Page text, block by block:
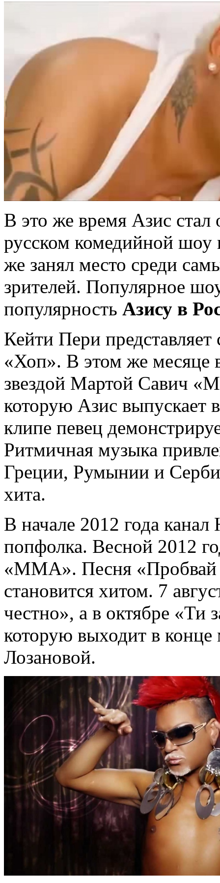
В это же время Азис
русском комедийной
же занял место среди
зрителей. Популярное
популярность Азису в
Кейти Пери
«Хоп». В этом же месяце
звездой Мартой Савич
которую Азис выпускает
клипе певец
Ритмичная музыка
Греции, Румынии и
хита.
В начале 2012 года
попфолка. Весной 2012
«ММА». Песня «Пробвай
становится хитом. 7
честно», а в октябре «Ти
которую выходит в конце
Лозановой.